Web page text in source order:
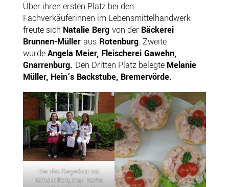
Über ihren ersten Platz bei den
Fachverkäuferinnen im Lebensmittelhandwerk
freute sich Natalie Berg von der Bäckerei
Brunnen-Müller ausRotenburg. Zweite
wurdeAngela Meier, Fleischerei Gawehn,
Gnarrenburg. Den Dritten Platz belegte Melanie
Müller, Hein’s Backstube, Bremervörde.
Hier das Siegerfoto mit
Nathalie Berg, Ingo Harms